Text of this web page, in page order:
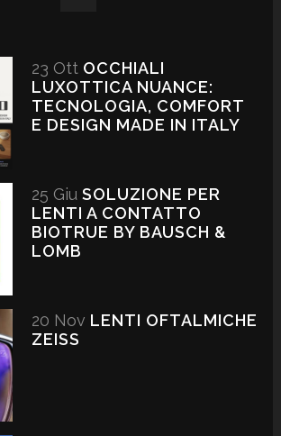
23 Ott OCCHIALI
LUXOTTICA NUANCE:
TECNOLOGIA, COMFORT
E DESIGN MADE IN ITALY
25 Giu SOLUZIONE PER
LENTI A CONTATTO
BIOTRUE BY BAUSCH &
LOMB
20 Nov LENTI OFTALMICHE
ZEISS